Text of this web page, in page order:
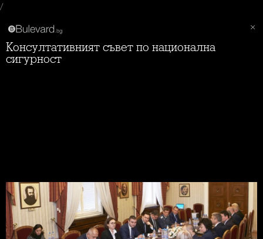
/
Консултативният съвет по национална
сигурност